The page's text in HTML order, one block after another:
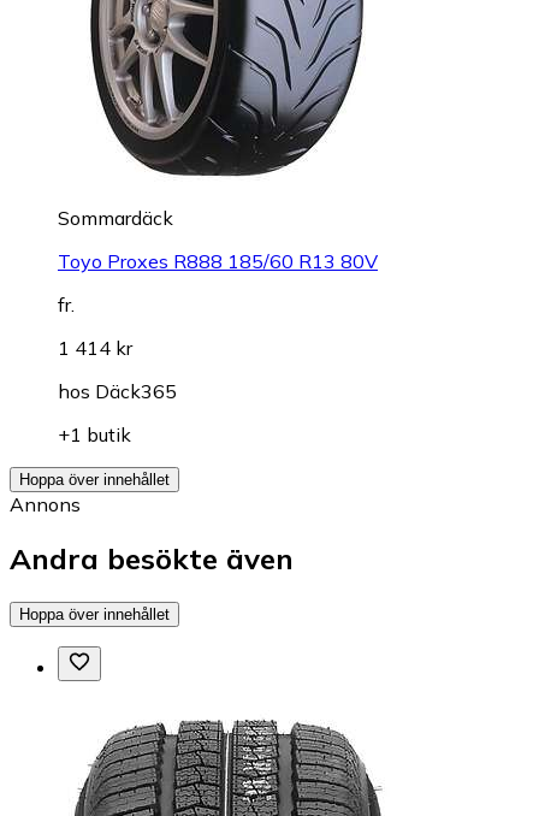
Sommardäck
Toyo Proxes R888 185/60 R13 80V
fr.
1 414 kr
hos Däck365
+1 butik
Hoppa över innehållet
Annons
Andra besökte även
Hoppa över innehållet